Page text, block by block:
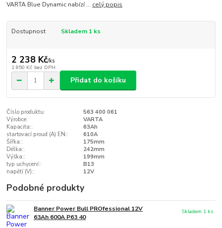
VARTA Blue Dynamic nabízí ... celý popis
Dostupnost Skladem 1 ks
2 238 Kč/ks
1 850 Kč bez DPH
Přidat do košíku
Číslo produktu:
563 400 061
Výrobce:
VARTA
Kapacita::
63Ah
startovací proud (A) EN::
610A
Šířka::
175mm
Délka::
242mm
Výška::
199mm
typ uchycení::
B13
napětí (V)::
12V
Podobné produkty
Banner Power Bull PROfessional 12V
63Ah 600A P63 40
Skladem 1 ks